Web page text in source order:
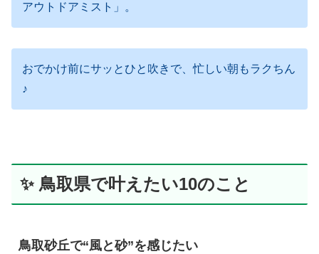
アウトドアミスト」。
おでかけ前にサッとひと吹きで、忙しい朝もラクちん
♪
✨ 鳥取県で叶えたい10のこと
鳥取砂丘で“風と砂”を感じたい